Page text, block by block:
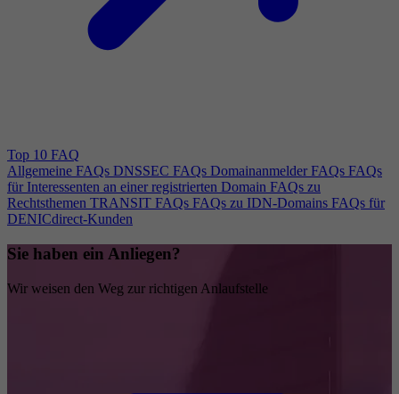
Top 10 FAQ
Allgemeine FAQs DNSSEC FAQs Domainanmelder FAQs FAQs
für Interessenten an einer registrierten Domain FAQs zu
Rechtsthemen TRANSIT FAQs FAQs zu IDN-Domains FAQs für
DENICdirect-Kunden
Sie haben ein Anliegen?
Wir weisen den Weg zur richtigen Anlaufstelle